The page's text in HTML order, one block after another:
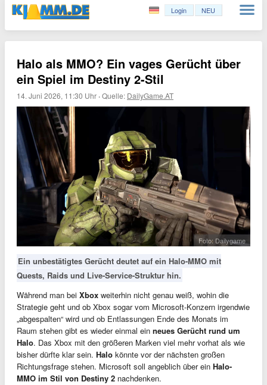
Login NEU
Halo als MMO? Ein vages Gerücht über
ein Spiel im Destiny 2-Stil
14. Juni 2026, 11:30 Uhr ·Quelle: DailyGame.AT
Foto: Dailygame
Ein unbestätigtes Gerücht deutet auf ein Halo-MMO mit
Quests, Raids und Live-Service-Struktur hin.
Während man bei Xbox weiterhin nicht genau weiß, wohin die
Strategie geht und ob Xbox sogar vom Microsoft-Konzern irgendwie
„abgespalten“ wird und ob Entlassungen Ende des Monats im
Raum stehen gibt es wieder einmal ein neues Gerücht rund um
Halo. Das Xbox mit den größeren Marken viel mehr vorhat als wie
bisher dürfte klar sein. Halo könnte vor der nächsten großen
Richtungsfrage stehen. Microsoft soll angeblich über ein Halo-
MMO im Stil von Destiny 2 nachdenken.